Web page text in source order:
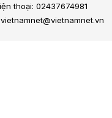
thoại: 02437674981
vietnamnet@vietnamnet.vn